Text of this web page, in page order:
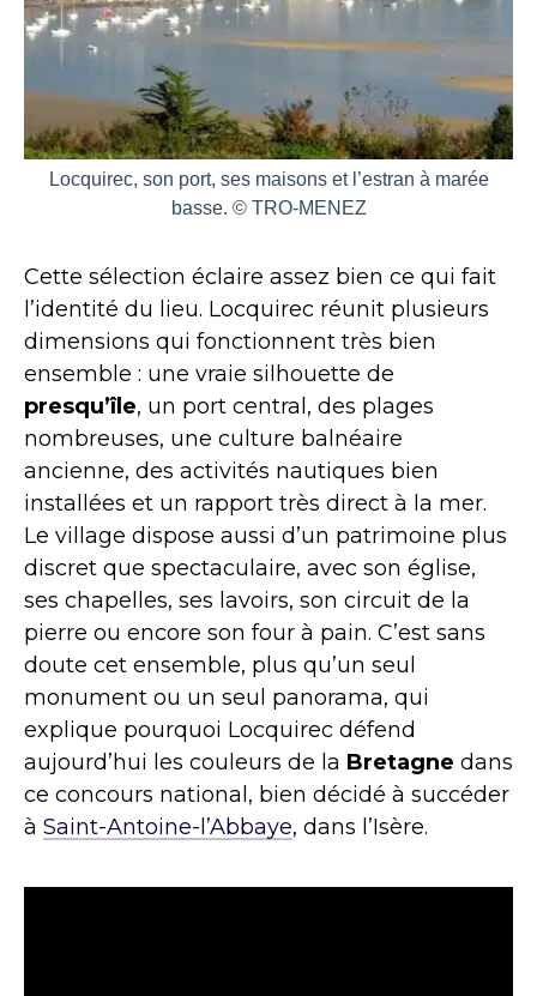
Locquirec, son port, ses maisons et l’estran à marée
basse. © TRO-MENEZ
Cette sélection éclaire assez bien ce qui fait
l’identité du lieu. Locquirec réunit plusieurs
dimensions qui fonctionnent très bien
ensemble : une vraie silhouette de
presqu’île, un port central, des plages
nombreuses, une culture balnéaire
ancienne, des activités nautiques bien
installées et un rapport très direct à la mer.
Le village dispose aussi d’un patrimoine plus
discret que spectaculaire, avec son église,
ses chapelles, ses lavoirs, son circuit de la
pierre ou encore son four à pain. C’est sans
doute cet ensemble, plus qu’un seul
monument ou un seul panorama, qui
explique pourquoi Locquirec défend
aujourd’hui les couleurs de la Bretagne dans
ce concours national, bien décidé à succéder
à Saint-Antoine-l’Abbaye, dans l’Isère.